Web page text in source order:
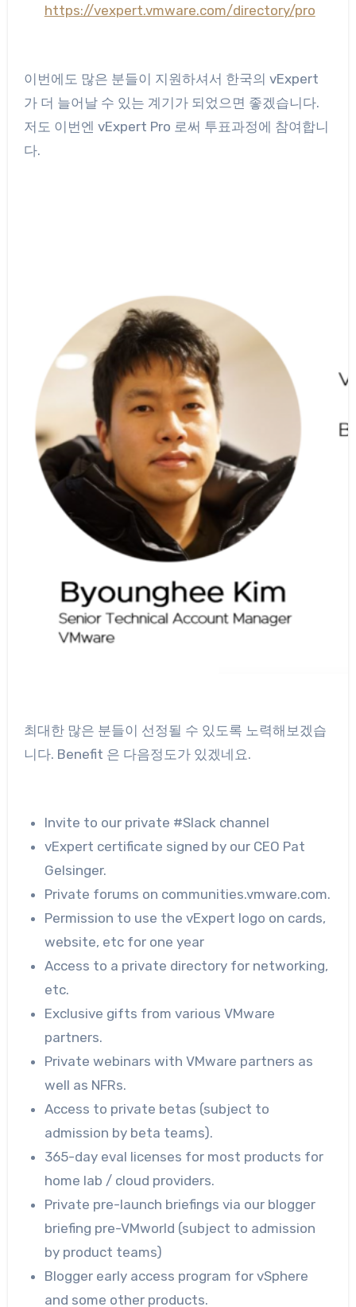
https://vexpert.vmware.com/directory/pro
이번에도 많은 분들이 지원하셔서 한국의 vExpert
가 더 늘어날 수 있는 계기가 되었으면 좋겠습니다.
저도 이번엔 vExpert Pro 로써 투표과정에 참여합니
다.
최대한 많은 분들이 선정될 수 있도록 노력해보겠습
니다. Benefit 은 다음정도가 있겠네요.
Invite to our private #Slack channel
vExpert certificate signed by our CEO Pat
Gelsinger.
Private forums on communities.vmware.com.
Permission to use the vExpert logo on cards,
website, etc for one year
Access to a private directory for networking,
etc.
Exclusive gifts from various VMware
partners.
Private webinars with VMware partners as
well as NFRs.
Access to private betas (subject to
admission by beta teams).
365-day eval licenses for most products for
home lab / cloud providers.
Private pre-launch briefings via our blogger
briefing pre-VMworld (subject to admission
by product teams)
Blogger early access program for vSphere
and some other products.